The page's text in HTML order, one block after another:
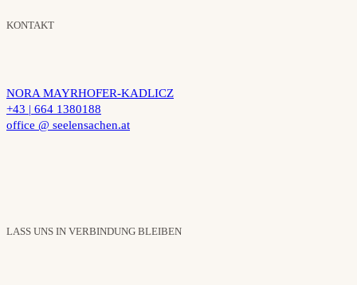
KONTAKT
NORA MAYRHOFER-KADLICZ
+43 | 664 1380188
office @ seelensachen.at
LASS UNS IN VERBINDUNG BLEIBEN